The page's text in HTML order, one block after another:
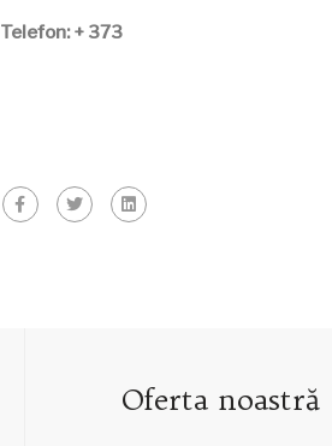
Telefon: + 373
Oferta noastră